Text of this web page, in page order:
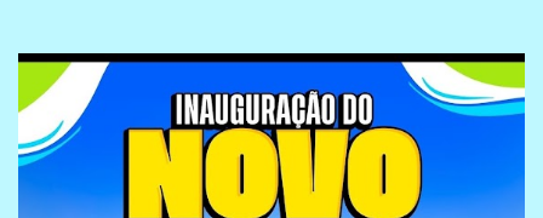
devido ao extensivo molhe de pedras que não chegam a 2 metros
de altura, não apresentando dunas em seu espaço geográfico. Não
se sabe ao certo porque a praia leva esse nome, e muitas das suas
historias foram esquecidas ao longo do tempo. A praia é
frequentada por moradores e turistas, em geral veranistas